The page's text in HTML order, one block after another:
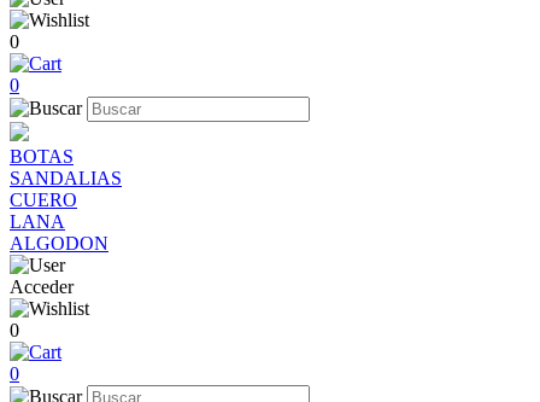
0
0
BOTAS
SANDALIAS
CUERO
LANA
ALGODON
Acceder
0
0